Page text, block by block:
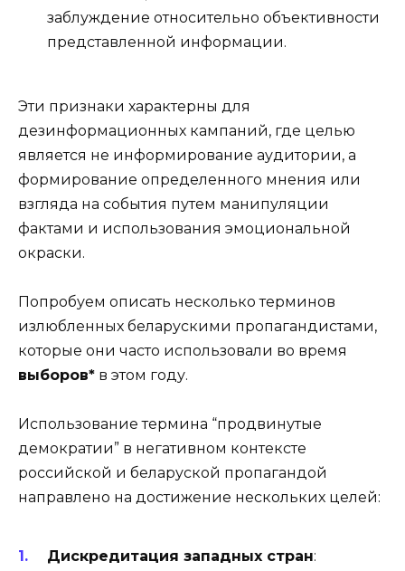
заблуждение относительно объективности
представленной информации.
Эти признаки характерны для
дезинформационных кампаний, где целью
является не информирование аудитории, а
формирование определенного мнения или
взгляда на события путем манипуляции
фактами и использования эмоциональной
окраски.
Попробуем описать несколько терминов
излюбленных беларускими пропагандистами,
которые они часто использовали во время
выборов* в этом году.
Использование термина “продвинутые
демократии” в негативном контексте
российской и беларуской пропагандой
направлено на достижение нескольких целей:
Дискредитация западных стран: